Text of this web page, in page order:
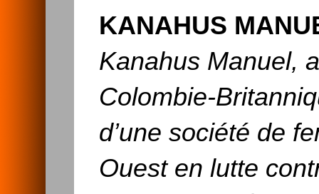
KANAHUS
Kanahus Manuel,
Colombie-
d’une société de
Ouest en lutte